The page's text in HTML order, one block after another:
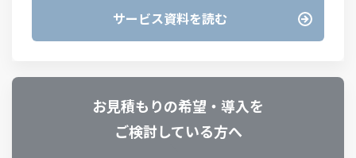
サービス資料を読む
お見積もりの希望・導入を
ご検討している方へ